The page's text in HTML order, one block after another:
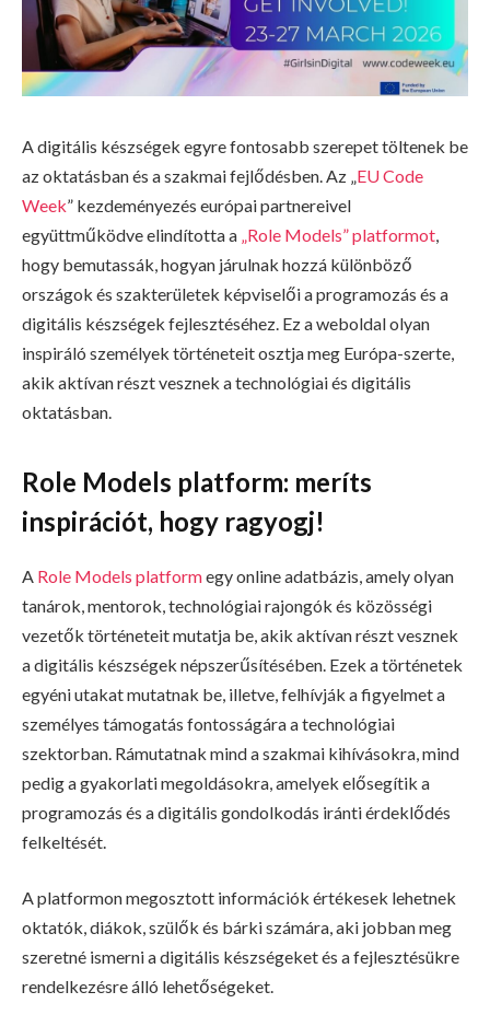
A digitális készségek egyre fontosabb szerepet töltenek be
az oktatásban és a szakmai fejlődésben. Az „EU Code
Week” kezdeményezés európai partnereivel
együttműködve elindította a „Role Models” platformot,
hogy bemutassák, hogyan járulnak hozzá különböző
országok és szakterületek képviselői a programozás és a
digitális készségek fejlesztéséhez. Ez a weboldal olyan
inspiráló személyek történeteit osztja meg Európa-szerte,
akik aktívan részt vesznek a technológiai és digitális
oktatásban.
Role Models platform: meríts
inspirációt, hogy ragyogj!
A Role Models platformegy online adatbázis, amely olyan
tanárok, mentorok, technológiai rajongók és közösségi
vezetők történeteit mutatja be, akik aktívan részt vesznek
a digitális készségek népszerűsítésében. Ezek a történetek
egyéni utakat mutatnak be, illetve, felhívják a figyelmet a
személyes támogatás fontosságára a technológiai
szektorban. Rámutatnak mind a szakmai kihívásokra, mind
pedig a gyakorlati megoldásokra, amelyek elősegítik a
programozás és a digitális gondolkodás iránti érdeklődés
felkeltését.
A platformon megosztott információk értékesek lehetnek
oktatók, diákok, szülők és bárki számára, aki jobban meg
szeretné ismerni a digitális készségeket és a fejlesztésükre
rendelkezésre álló lehetőségeket.